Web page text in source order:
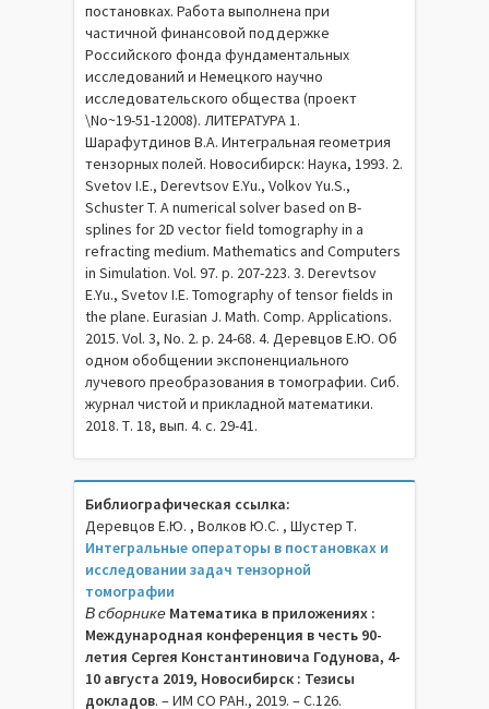
постановках. Работа выполнена при
частичной финансовой поддержке
Российского фонда фундаментальных
исследований и Немецкого научно
исследовательского общества (проект
\No~19-51-12008). ЛИТЕРАТУРА 1.
Шарафутдинов В.А. Интегральная геометрия
тензорных полей. Новосибирск: Наука, 1993. 2.
Svetov I.E., Derevtsov E.Yu., Volkov Yu.S.,
Schuster T. A numerical solver based on B-
splines for 2D vector field tomography in a
refracting medium. Mathematics and Computers
in Simulation. Vol. 97. p. 207-223. 3. Derevtsov
E.Yu., Svetov I.E. Tomography of tensor fields in
the plane. Eurasian J. Math. Comp. Applications.
2015. Vol. 3, No. 2. p. 24-68. 4. Деревцов Е.Ю. Об
одном обобщении экспоненциального
лучевого преобразования в томографии. Сиб.
журнал чистой и прикладной математики.
2018. Т. 18, вып. 4. с. 29-41.
Библиографическая ссылка:
Деревцов Е.Ю. , Волков Ю.С. , Шустер Т.
Интегральные операторы в постановках и
исследовании задач тензорной
томографии
В сборнике Математика в приложениях :
Международная конференция в честь 90-
летия Сергея Константиновича Годунова, 4-
10 августа 2019, Новосибирск : Тезисы
докладов. – ИМ СО РАН., 2019. – C.126.